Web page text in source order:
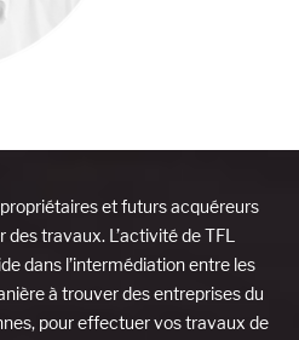
et futurs acquéreurs
travaux. L’activité de TFL
dans l’intermédiation entre les
à trouver des entreprises du
pour effectuer vos travaux de